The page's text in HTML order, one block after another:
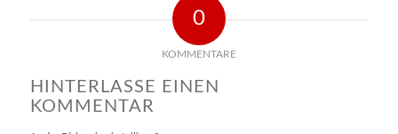
0
KOMMENTARE
HINTERLASSE EINEN
KOMMENTAR